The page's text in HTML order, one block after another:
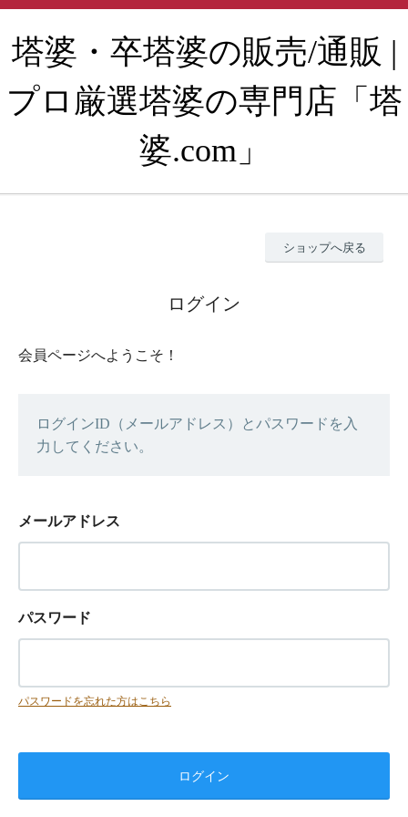
塔婆・卒塔婆の販売/通販 |
プロ厳選塔婆の専門店「塔
婆.com」
ショップへ戻る
ログイン
会員ページへようこそ！
ログインID（メールアドレス）とパスワードを入
力してください。
メールアドレス
パスワード
パスワードを忘れた方はこちら